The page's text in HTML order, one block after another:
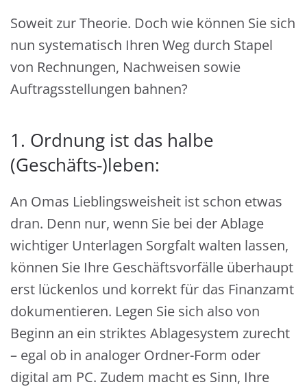
Soweit zur Theorie. Doch wie können Sie sich
nun systematisch Ihren Weg durch Stapel
von Rechnungen, Nachweisen sowie
Auftragsstellungen bahnen?
1. Ordnung ist das halbe
(Geschäfts-)leben:
An Omas Lieblingsweisheit ist schon etwas
dran. Denn nur, wenn Sie bei der Ablage
wichtiger Unterlagen Sorgfalt walten lassen,
können Sie Ihre Geschäftsvorfälle überhaupt
erst lückenlos und korrekt für das Finanzamt
dokumentieren. Legen Sie sich also von
Beginn an ein striktes Ablagesystem zurecht
– egal ob in analoger Ordner-Form oder
digital am PC. Zudem macht es Sinn, Ihre